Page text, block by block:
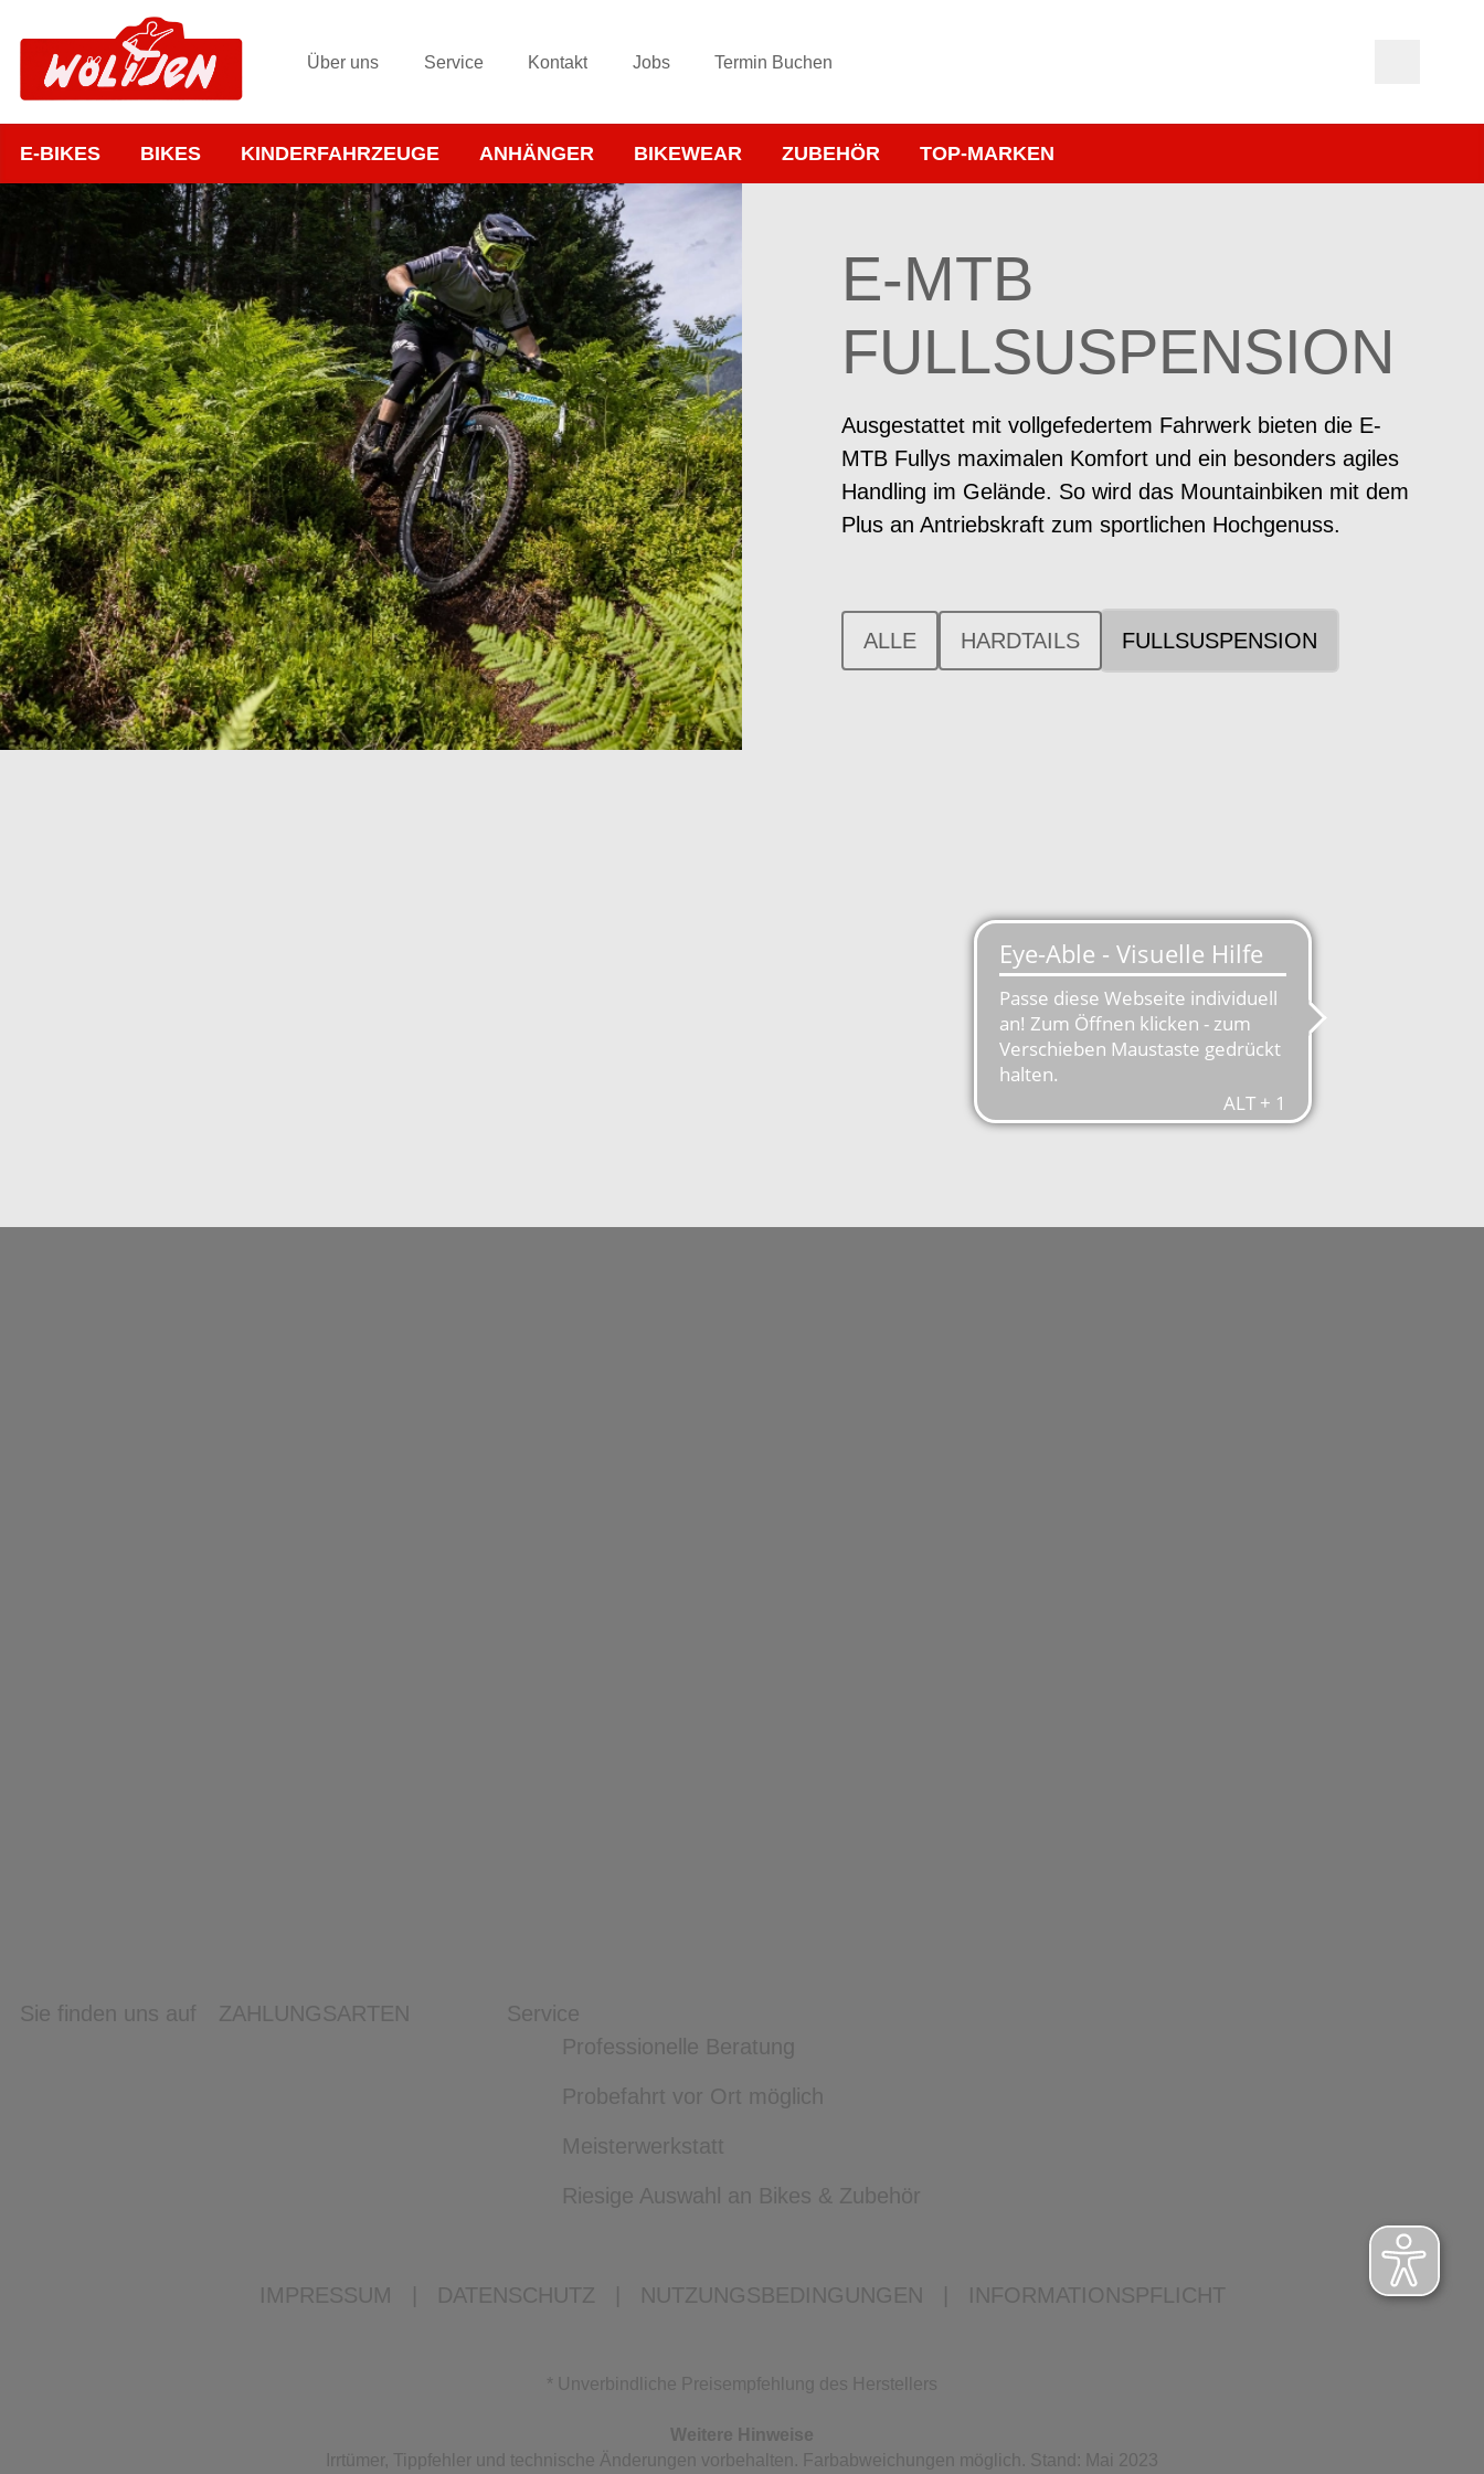
Über uns Service Kontakt Jobs Termin Buchen
E-BIKES BIKES KINDERFAHRZEUGE ANHÄNGER BIKEWEAR ZUBEHÖR TOP-MARKEN
E-MTB
FULLSUSPENSION
Ausgestattet mit vollgefedertem Fahrwerk bieten die E-
MTB Fullys maximalen Komfort und ein besonders agiles
Handling im Gelände. So wird das Mountainbiken mit dem
Plus an Antriebskraft zum sportlichen Hochgenuss.
ALLE HARDTAILS FULLSUSPENSION
Sie finden uns auf ZAHLUNGSARTEN
Service
Professionelle Beratung
Probefahrt vor Ort möglich
Meisterwerkstatt
Riesige Auswahl an Bikes & Zubehör
IMPRESSUM DATENSCHUTZ NUTZUNGSBEDINGUNGEN INFORMATIONSPFLICHT
* Unverbindliche Preisempfehlung des Herstellers
Weitere Hinweise
Irrtümer, Tippfehler und technische Änderungen vorbehalten. Farbabweichungen möglich. Stand: Mai 2023